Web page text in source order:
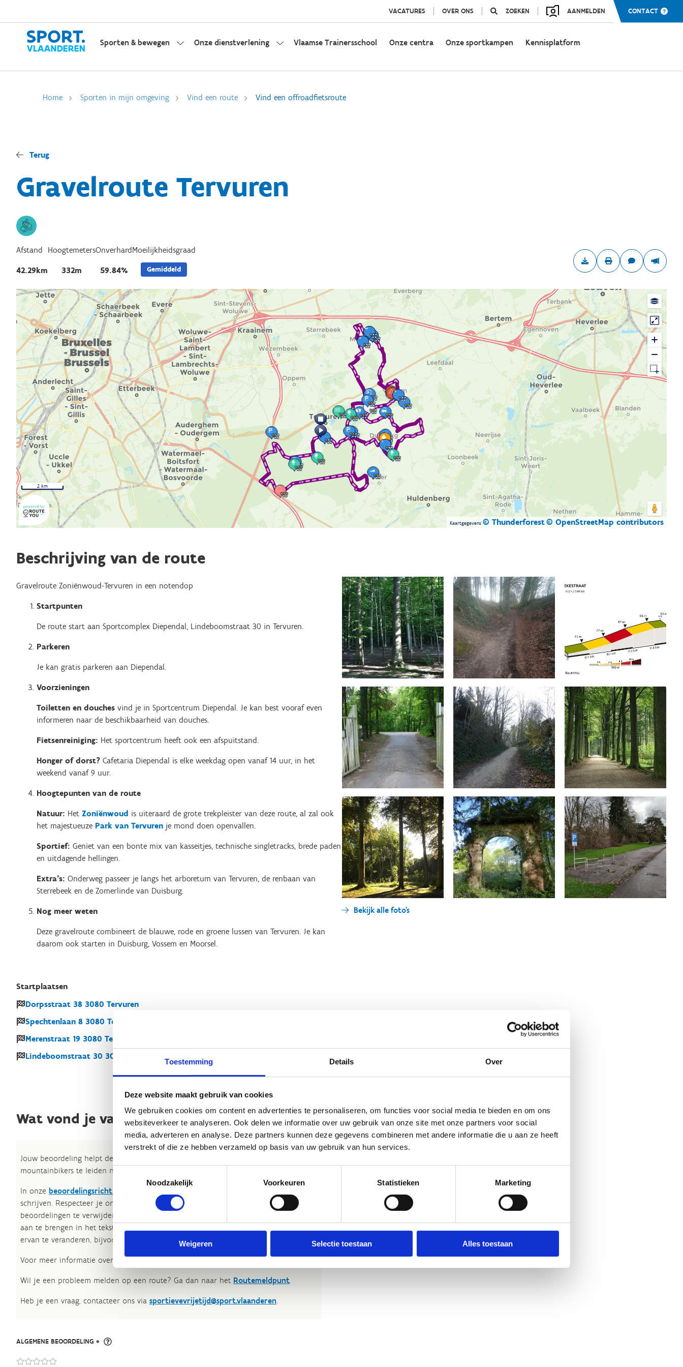
Toestemming Details Over
Deze website maakt gebruik van cookies
We gebruiken cookies om content en advertenties te personaliseren, om functies voor social media te bieden en om ons
websiteverkeer te analyseren. Ook delen we informatie over uw gebruik van onze site met onze partners voor social
media, adverteren en analyse. Deze partners kunnen deze gegevens combineren met andere informatie die u aan ze heeft
verstrekt of die ze hebben verzameld op basis van uw gebruik van hun services.
Toestemmingsselectie
Noodzakelijk
Voorkeuren Statistieken Marketing
Weigeren Selectie toestaan Alles toestaan
VACATURES OVER ONS ZOEKEN AANMELDEN CONTACT
Sporten & bewegen Onze dienstverlening Vlaamse Trainersschool Onze centra Onze sportkampen Kennisplatform
Home Sporten in mijn omgeving Vind een route Vind een offroadfietsroute
Terug
Gravelroute Tervuren
Afstand
42.29km
Hoogtemeters
332m
Onverhard
59.84%
Moeilijkheidsgraad
Gemiddeld
Kaartgegevens © Thunderforest© OpenStreetMap contributors
2 km
Beschrijving van de route
Gravelroute Zoniënwoud-Tervuren in een notendop
Startpunten
De route start aan Sportcomplex Diependal, Lindeboomstraat 30 in Tervuren.
Parkeren
Je kan gratis parkeren aan Diependal.
Voorzieningen
Toiletten en douches vind je in Sportcentrum Diependal. Je kan best vooraf even
informeren naar de beschikbaarheid van douches.
Fietsenreiniging: Het sportcentrum heeft ook een afspuitstand.
Honger of dorst? Cafetaria Diependal is elke weekdag open vanaf 14 uur, in het
weekend vanaf 9 uur.
Hoogtepunten van de route
Natuur: Het Zoniënwoud is uiteraard de grote trekpleister van deze route, al zal ook
het majestueuze Park van Tervuren je mond doen openvallen.
Sportief: Geniet van een bonte mix van kasseitjes, technische singletracks, brede paden
en uitdagende hellingen.
Extra's: Onderweg passeer je langs het arboretum van Tervuren, de renbaan van
Sterrebeek en de Zomerlinde van Duisburg.
Nog meer weten
Deze gravelroute combineert de blauwe, rode en groene lussen van Tervuren. Je kan
daarom ook starten in Duisburg, Vossem en Moorsel.
Startplaatsen
Dorpsstraat 38 3080 Tervuren
Spechtenlaan 8 3080 Tervuren
Merenstraat 19 3080 Tervuren
Lindeboomstraat 30 3080
Bekijk alle foto's
Wat vond je van deze route?
Jouw beoordeling helpt de kwaliteit van de routes in kaart te brengen en andere
mountainbikers te leiden naar de fijnste plekken.
In onze beoordelingsrichtlijnen
schrijven. Respecteer je onze richtlijnen niet, dan kunnen wij beslissen jouw
beoordelingen te verwijderen. Wij behouden ons het recht om kleine aanpassingen
aan te brengen in het tekstgedeelte van jouw evaluatie zonder de feitelijke inhoud
ervan te veranderen, bijvoorbeeld om taalfouten en leesbaarheid te verbeteren.​
Voor meer informatie over onze routestructuren, neem een kijkje bij deFAQ.
Wil je een probleem melden op een route? Ga dan naar het Routemeldpunt.
Heb je een vraag, contacteer ons via sportievevrijetijd@sport.vlaanderen.​
ALGEMENE BEOORDELING *
Beoordeling
heeft gewoon nog niemand ‘m ontdekt?